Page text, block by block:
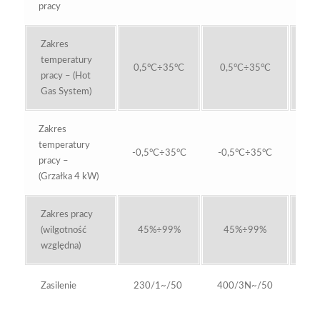
pracy
Zakres
temperatury
pracy – (Hot
Gas System)
0,5°C÷35°C 0,5°C÷35°C
Zakres
temperatury
pracy –
(Grzałka 4 kW)
-0,5°C÷35°C -0,5°C÷35°C
Zakres pracy
(wilgotność
względna)
45%÷99% 45%÷99%
Zasilenie 230/1~/50 400/3N~/50